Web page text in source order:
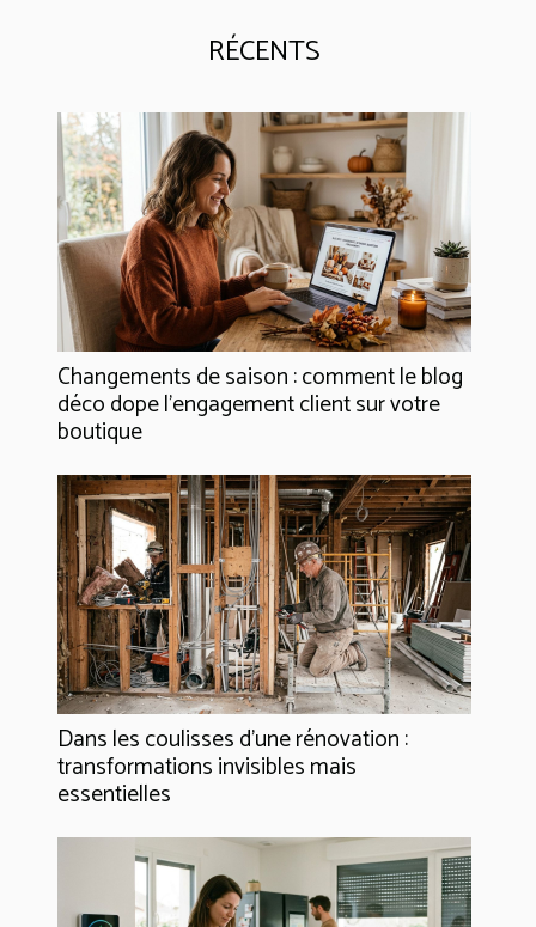
RÉCENTS
Changements de saison : comment le blog
déco dope l’engagement client sur votre
boutique
Dans les coulisses d'une rénovation :
transformations invisibles mais
essentielles